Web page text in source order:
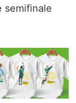
semifinale